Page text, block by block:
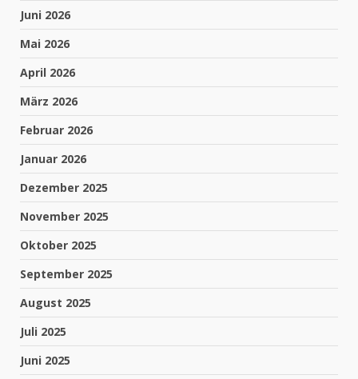
Juni 2026
Mai 2026
April 2026
März 2026
Februar 2026
Januar 2026
Dezember 2025
November 2025
Oktober 2025
September 2025
August 2025
Juli 2025
Juni 2025